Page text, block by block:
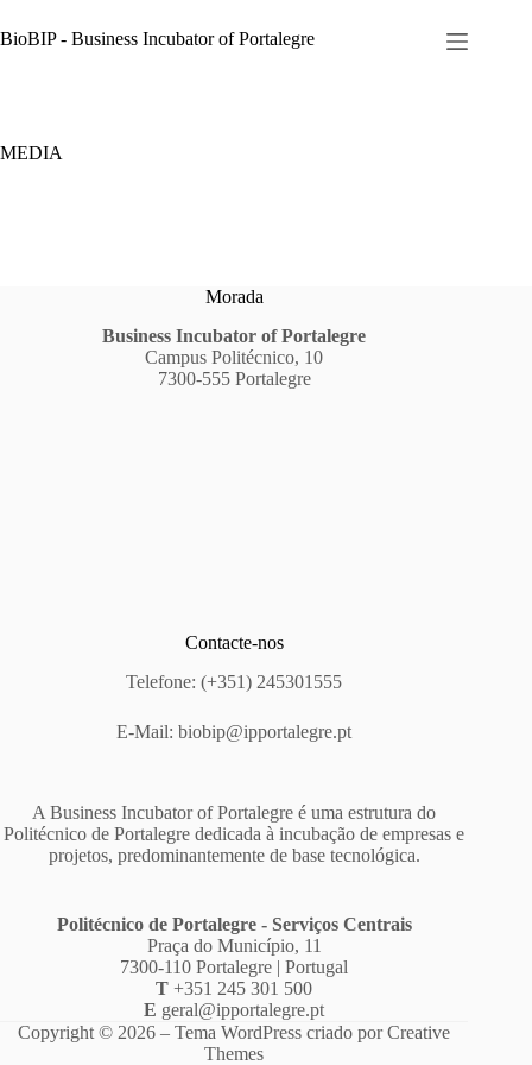
para
o
BioBIP - Business Incubator of Portalegre
MEDIA
Morada
Business Incubator of Portalegre
Campus Politécnico, 10
7300-555 Portalegre
Contacte-nos
Telefone: (+351) 245301555
E-Mail:biobip@ipportalegre.pt
A Business Incubator of Portalegre é uma estrutura do
Politécnico de Portalegre dedicada à incubação de empresas e
projetos, predominantemente de base tecnológica.
Politécnico de Portalegre - Serviços Centrais
Praça do Município, 11
7300-110 Portalegre | Portugal
T+351 245 301 500
E geral@ipportalegre.pt
Copyright © 2026 – Tema WordPress criado porCreative
Themes